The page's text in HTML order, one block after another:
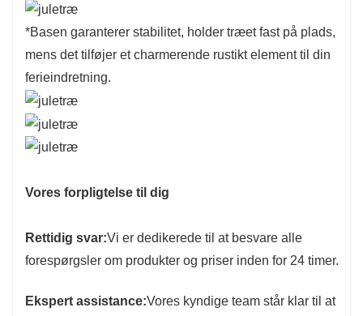
*Basen garanterer stabilitet, holder træet fast på plads,
mens det tilføjer et charmerende rustikt element til din
ferieindretning.
Vores forpligtelse til dig
Rettidig svar:Vi er dedikerede til at besvare alle
forespørgsler om produkter og priser inden for 24 timer.
Ekspert assistance:Vores kyndige team står klar til at